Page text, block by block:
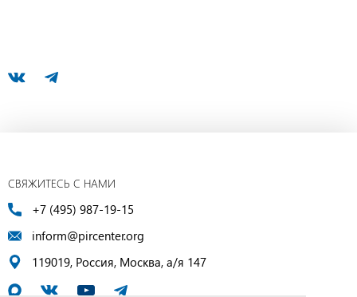
СВЯЖИТЕСЬ С НАМИ
+7 (495) 987-19-15
inform@pircenter.org
119019, Россия, Москва, а/я 147